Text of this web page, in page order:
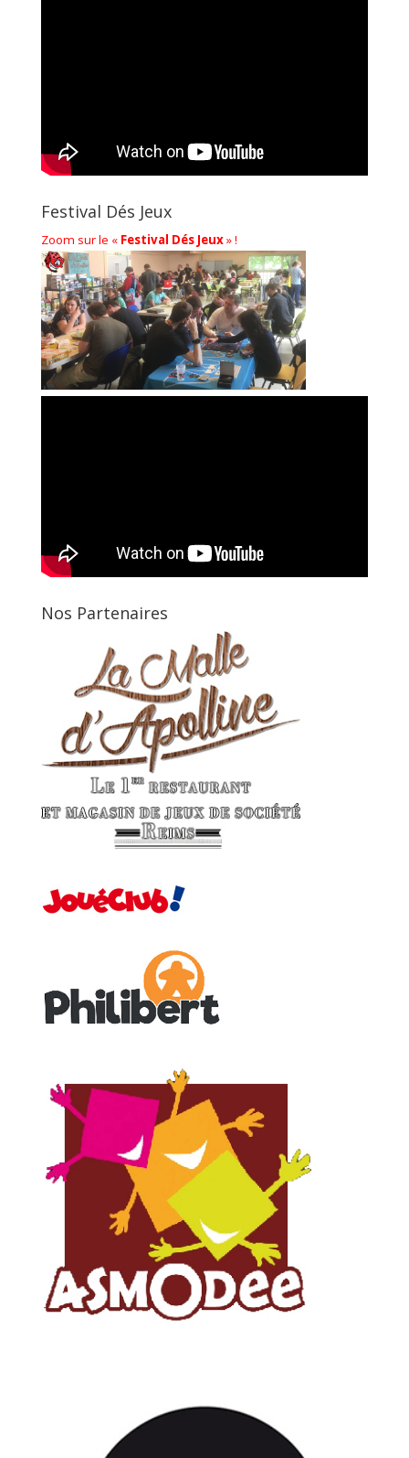
Festival Dés Jeux
Zoom sur le « Festival Dés Jeux» !
Nos Partenaires